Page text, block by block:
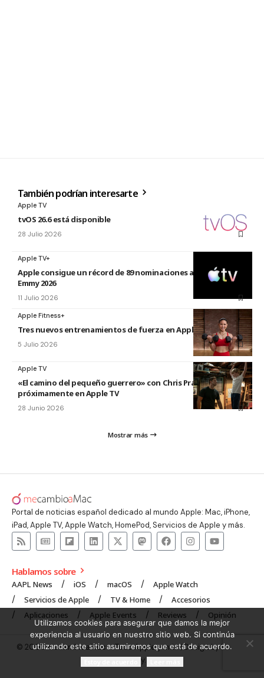
También podrían interesarte
Apple TV
tvOS 26.6 está disponible
28 Julio 2026
Apple TV+
Apple consigue un récord de 89 nominaciones a los premios
Emmy 2026
11 Julio 2026
Apple Fitness+
Tres nuevos entrenamientos de fuerza en Apple Fitness+
5 Julio 2026
Apple TV
«El camino del pequeño guerrero» con Chris Pratt
próximamente en Apple TV
28 Junio 2026
Mostrar más
Portal de noticias español dedicado al mundo Apple: Mac, iPhone,
iPad, Apple TV, Apple Watch, HomePod, Servicios de Apple y más.
Hablamos sobre
AAPL News iOS macOS
Apple Watch
Servicios de Apple
TV & Home
Accesorios
Aplicaciones
Apple Events Reviews Opinión
© 2008 mecambioaMac – Todo Apple y más | Design byUNXON
Agency.
Utilizamos cookies para asegurar que damos la mejor
experiencia al usuario en nuestro sitio web. Si continúa
utilizando este sitio asumiremos que está de acuerdo.